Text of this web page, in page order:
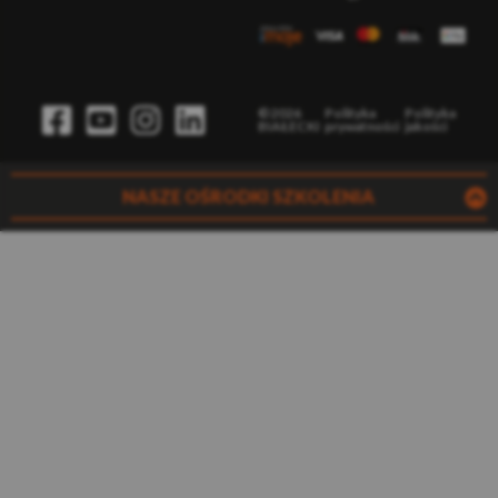
©2026
BIAŁECKI
Polityka
prywatności
Polityka
jakości
NASZE OŚRODKI SZKOLENIA